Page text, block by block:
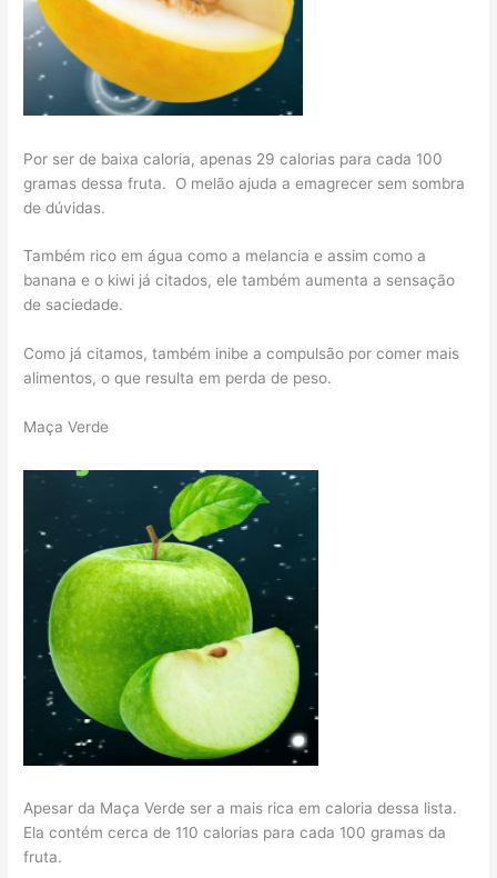
Por ser de baixa caloria, apenas 29 calorias para cada 100
gramas dessa fruta. O melão ajuda a emagrecer sem sombra
de dúvidas.
Também rico em água como a melancia e assim como a
banana e o kiwi já citados, ele também aumenta a sensação
de saciedade.
Como já citamos, também inibe a compulsão por comer mais
alimentos, o que resulta em perda de peso.
Maça Verde
Apesar da Maça Verde ser a mais rica em caloria dessa lista.
Ela contém cerca de 110 calorias para cada 100 gramas da
fruta.